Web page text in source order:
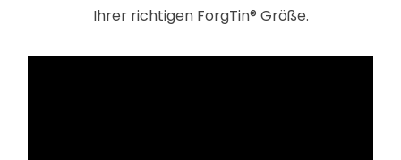
Ihrer richtigen ForgTin® Größe.